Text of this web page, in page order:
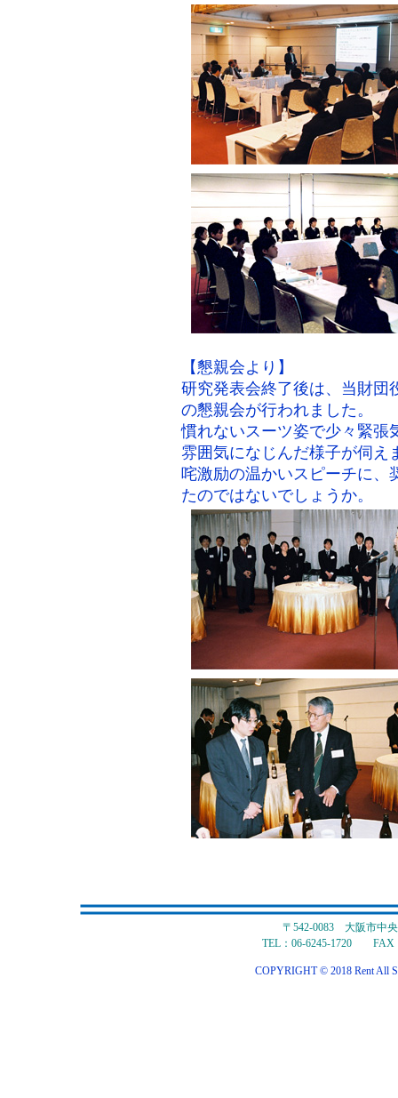
【懇親会より】
研究発表会終了後は、当財団
の懇親会が行われました。
慣れないスーツ姿で少々緊張
雰囲気になじんだ様子が伺え
咤激励の温かいスピーチに、
たのではないでしょうか。
〒542-0083 大阪市中
TEL：06-6245-1720 FAX
COPYRIGHT © 2018 Rent All